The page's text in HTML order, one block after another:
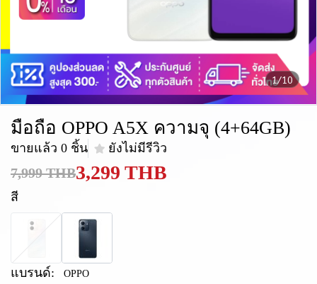
1/10
มือถือ OPPO A5X ความจุ (4+64GB)
ขายแล้ว 0 ชิ้น ยังไม่มีรีวิว
7,999 THB3,299 THB
สี
แบรนด์: OPPO